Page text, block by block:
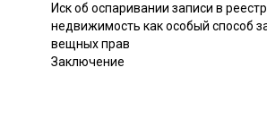
Иск об оспаривании записи в
недвижимость как особый способ
вещных прав
Заключение